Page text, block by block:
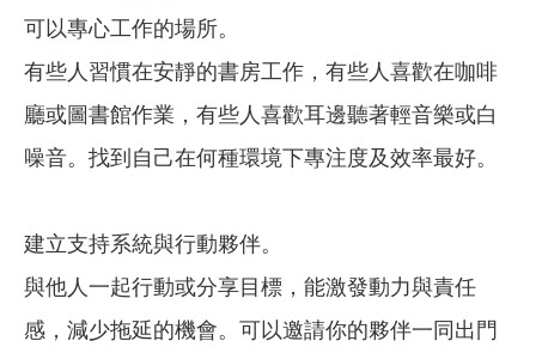
可以專心工作的場所。
有些人習慣在安靜的書房工作，有些人喜歡在咖啡
廳或圖書館作業，有些人喜歡耳邊聽著輕音樂或白
噪音。找到自己在何種環境下專注度及效率最好。
建立支持系統與行動夥伴。
與他人一起行動或分享目標，能激發動力與責任
感，減少拖延的機會。可以邀請你的夥伴一同出門